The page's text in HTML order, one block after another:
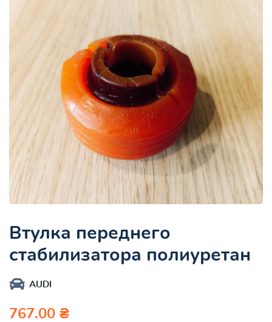
Втулка переднего
стабилизатора полиуретан
AUDI
767.00 ₴